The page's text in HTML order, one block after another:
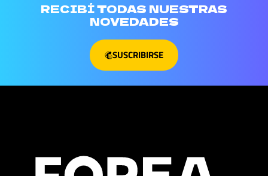
RECIBÍ TODAS NUESTRAS
NOVEDADES
SUSCRIBIRSE